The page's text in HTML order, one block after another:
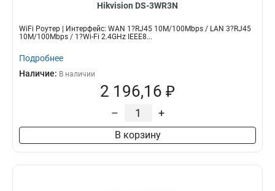
Hikvision DS-3WR3N
WiFi Роутер | Интерфейс: WAN 1?RJ45 10M/100Mbps / LAN 3?RJ45
10M/100Mbps / 1?Wi-Fi 2.4GHz IEEE8...
Подробнее
Наличие: В наличии
2 196,16 ₽
– +
В корзину